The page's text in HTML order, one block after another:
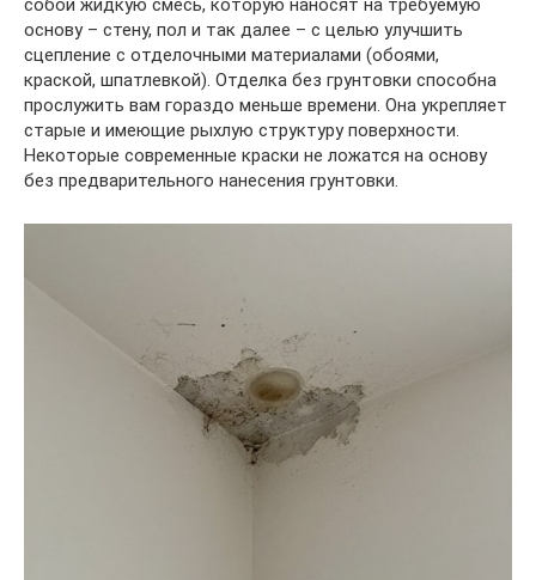
собой жидкую смесь, которую наносят на требуемую
основу – стену, пол и так далее – с целью улучшить
сцепление с отделочными материалами (обоями,
краской, шпатлевкой). Отделка без грунтовки способна
прослужить вам гораздо меньше времени. Она укрепляет
старые и имеющие рыхлую структуру поверхности.
Некоторые современные краски не ложатся на основу
без предварительного нанесения грунтовки.